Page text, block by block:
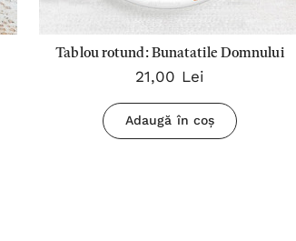
Tablou rotund: Bunatatile Domnului
21,00 Lei
Adaugă în coș